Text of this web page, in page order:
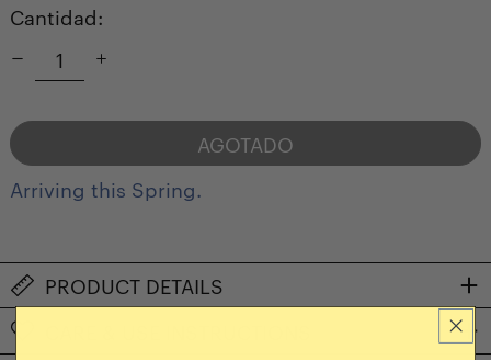
Cantidad:
AGOTADO
Arriving this Spring.
PRODUCT DETAILS